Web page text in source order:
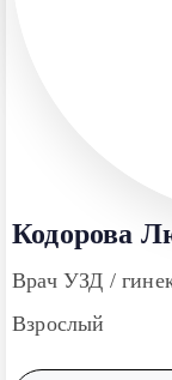
Кодорова
Врач УЗД /
Взрослый